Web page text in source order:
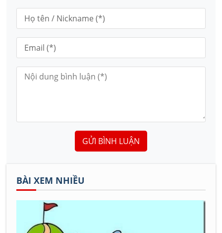
GỬI BÌNH LUẬN
BÀI XEM NHIỀU